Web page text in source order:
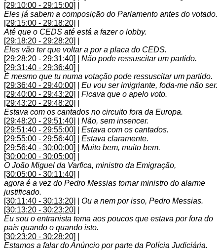
[29:10:00 - 29:15:00]
Eles já sabem a composição do Parlamento antes do votado.
[29:15:00 - 29:18:20]
Até que o CEDS até está a fazer o lobby.
[29:18:20 - 29:28:20]
Eles vão ter que voltar a por a placa do CEDS.
[29:28:20 - 29:31:40]
Não pode ressuscitar um partido.
[29:31:40 - 29:36:40]
É mesmo que tu numa votação pode ressuscitar um partido.
[29:36:40 - 29:40:00]
Eu vou ser imigriante, foda-me não ser.
[29:40:00 - 29:43:20]
Ficava que o apelo voto.
[29:43:20 - 29:48:20]
Estava com os cantados no circuito fora da Europa.
[29:48:20 - 29:51:40]
Não, sem insencer.
[29:51:40 - 29:55:00]
Estava com os cantados.
[29:55:00 - 29:56:40]
Estava claramente.
[29:56:40 - 30:00:00]
Muito bem, muito bem.
[30:00:00 - 30:05:00]
O João Miguel da Varfica, ministro da Emigração,
[30:05:00 - 30:11:40]
agora é a vez do Pedro Messias tornar ministro do alarme
justificado.
[30:11:40 - 30:13:20]
Ou a nem por isso, Pedro Messias.
[30:13:20 - 30:23:20]
Eu sou o entranista tema aos poucos que estava por fora do
país quando o quando isto.
[30:23:20 - 30:28:20]
Estamos a falar do Anúncio por parte da Polícia Judiciária.